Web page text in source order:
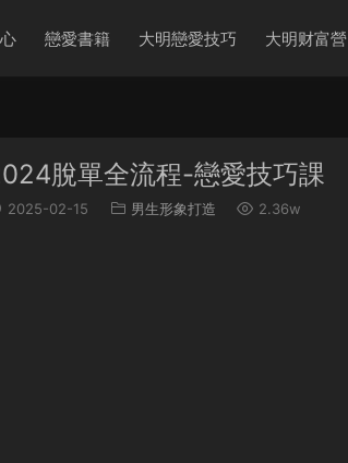
戀愛書籍 大明戀愛技巧 大明财富營
脫單全流程-戀愛技巧課
2025-02-15 男生形象打造 2.36w